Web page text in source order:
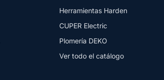
Herramientas Harden
CUPER Electric
Plomería DEKO
Ver todo el catálogo